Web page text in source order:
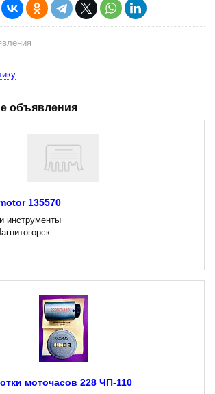
объявления
135570
инструменты
моточасов 228 ЧП-110